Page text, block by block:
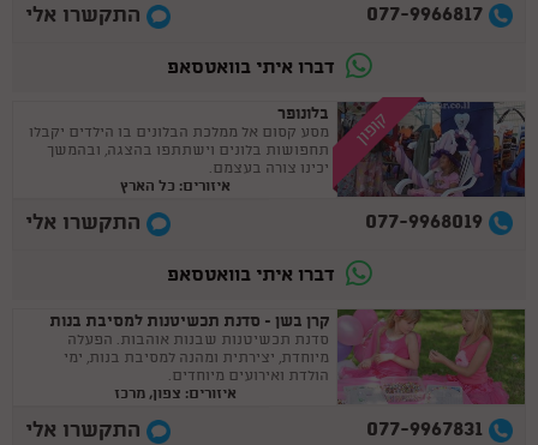
077-9966817 התקשרו אלי
דברו איתי בוואטסאפ
קופון בלונופר
מסע קסום אל ממלכת הבלונים בו הילדים יקבלו
תחפושות בלונים וישתתפו בהצגה, ובהמשך
יכינו צורה בעצמם.
איזורים: כל הארץ
077-9968019 התקשרו אלי
דברו איתי בוואטסאפ
קרן בשן - סדנת תכשיטנות למסיבת בנות
סדנת תכשיטנות שבנות אוהבות. הפעלה
מיוחדת, יצירתית ומהנה למסיבת בנות, ימי
הולדת ואירועים מיוחדים.
איזורים: צפון, מרכז
077-9967831 התקשרו אלי